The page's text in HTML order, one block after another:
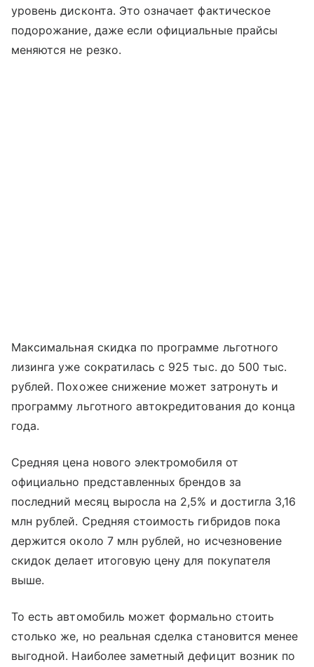
уровень дисконта. Это означает фактическое
подорожание, даже если официальные прайсы
меняются не резко.
Максимальная скидка по программе льготного
лизинга уже сократилась с 925 тыс. до 500 тыс.
рублей. Похожее снижение может затронуть и
программу льготного автокредитования до конца
года.
Средняя цена нового электромобиля от
официально представленных брендов за
последний месяц выросла на 2,5% и достигла 3,16
млн рублей. Средняя стоимость гибридов пока
держится около 7 млн рублей, но исчезновение
скидок делает итоговую цену для покупателя
выше.
То есть автомобиль может формально стоить
столько же, но реальная сделка становится менее
выгодной. Наиболее заметный дефицит возник по